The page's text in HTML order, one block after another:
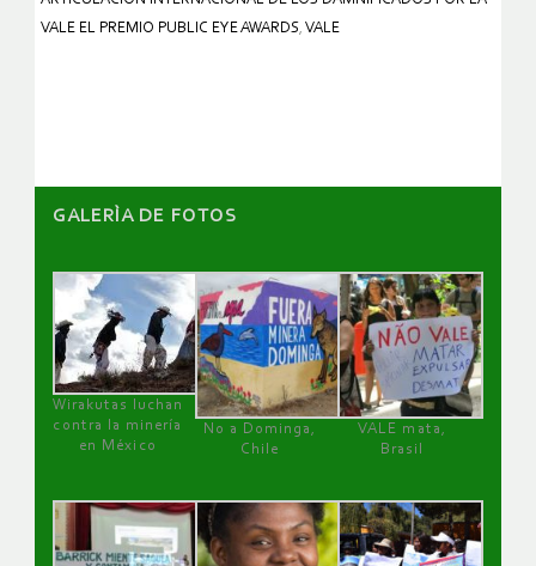
VALE EL PREMIO PUBLIC EYE AWARDS, VALE
GALERÌA DE FOTOS
Wirakutas luchan
contra la minería
en México
No a Dominga,
Chile
VALE mata,
Brasil